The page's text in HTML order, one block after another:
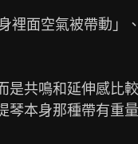
裡面空氣被帶動
是共鳴和延伸感比
本身那種帶有重